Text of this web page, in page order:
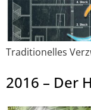
Traditionelles
2016 – Der